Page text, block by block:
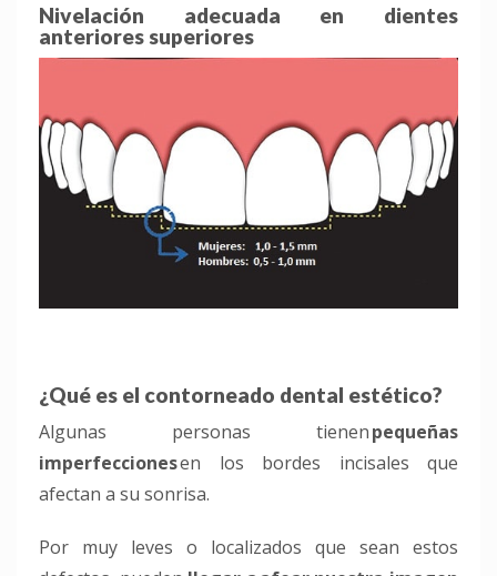
Nivelación adecuada en dientes
anteriores superiores
¿Qué es el contorneado dental estético?
Algunas personas tienenpequeñas
imperfeccionesen los bordes incisales que
afectan a su sonrisa.
Por muy leves o localizados que sean estos